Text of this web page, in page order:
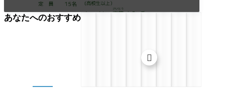
あなたへのおすすめ
